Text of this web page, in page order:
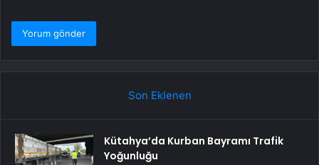
Son Eklenen
Kütahya’da Kurban Bayramı Trafik
Yoğunluğu